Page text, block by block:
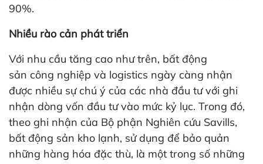
90%.
Nhiều rào cản phát triển
Với nhu cầu tăng cao như trên, bất động
sản công nghiệp và logistics ngày càng nhận
được nhiều sự chú ý của các nhà đầu tư với ghi
nhận dòng vốn đầu tư vào mức kỷ lục. Trong đó,
theo ghi nhận của Bộ phận Nghiên cứu Savills,
bất động sản kho lạnh, sử dụng để bảo quản
những hàng hóa đặc thù, là một trong số những